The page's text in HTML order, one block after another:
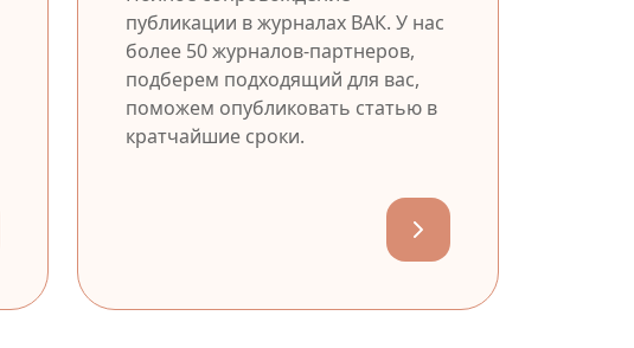
публикации в журналах ВАК. У нас
более 50 журналов-партнеров,
подберем подходящий для вас,
поможем опубликовать статью в
кратчайшие сроки.